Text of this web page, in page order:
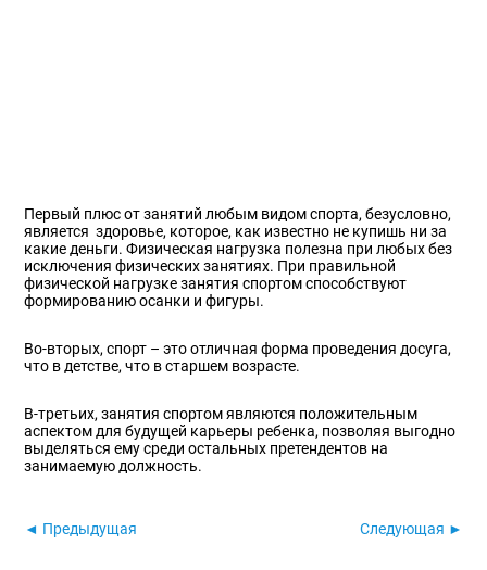
Первый плюс от занятий любым видом спорта, безусловно,
является здоровье, которое, как известно не купишь ни за
какие деньги. Физическая нагрузка полезна при любых без
исключения физических занятиях. При правильной
физической нагрузке занятия спортом способствуют
формированию осанки и фигуры.
Во-вторых, спорт – это отличная форма проведения досуга,
что в детстве, что в старшем возрасте.
В-третьих, занятия спортом являются положительным
аспектом для будущей карьеры ребенка, позволяя выгодно
выделяться ему среди остальных претендентов на
занимаемую должность.
◄ Предыдущая Следующая ►